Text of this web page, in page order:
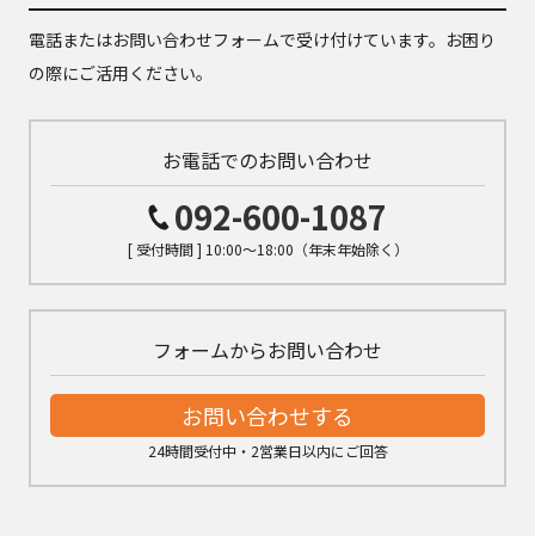
電話またはお問い合わせフォームで受け付けています。お困り
の際にご活用ください。
お電話でのお問い合わせ
092-600-1087
[ 受付時間 ] 10:00～18:00（年末年始除く）
フォームからお問い合わせ
お問い合わせする
24時間受付中・2営業日以内にご回答